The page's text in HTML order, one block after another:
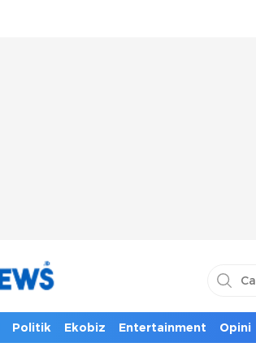
Politik Ekobiz Entertainment Opini